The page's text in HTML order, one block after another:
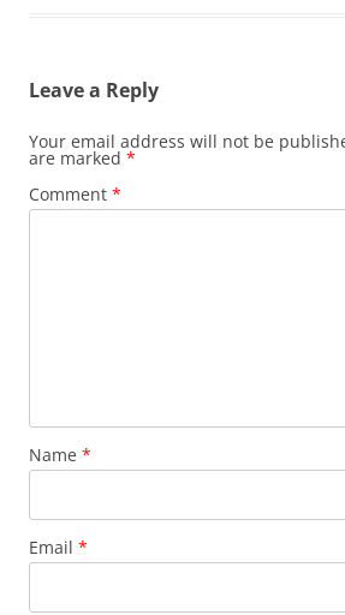
Leave a Reply
Your email address will not be
are marked *
Comment *
Name *
Email *